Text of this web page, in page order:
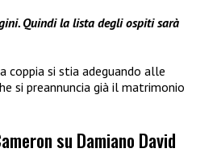
Quindi la lista degli ospiti sarà
coppia si stia adeguando alle
si preannuncia già il matrimonio
su Damiano David